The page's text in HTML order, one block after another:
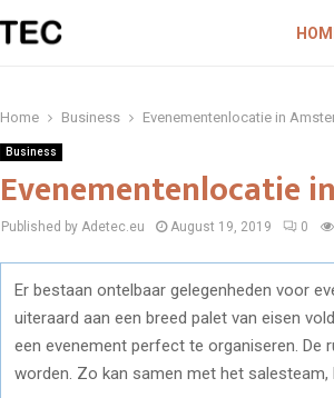
Home Business Evenementenlocatie in
Business
Evenementenlocatie
Published by Adetec.eu August 19, 2019 0
Er bestaan ontelbaar gelegenheden voor
uiteraard aan een breed palet van eisen
een evenement perfect te organiseren. De
worden. Zo kan samen met het salesteam,